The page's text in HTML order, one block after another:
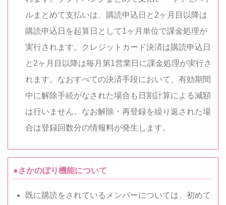
ルまとめて支払いは、購読申込日と2ヶ月目以降は
購読申込日を起算日として1ヶ月単位で課金処理が
実行されます。クレジットカード決済は購読申込日
と2ヶ月目以降は毎月第1営業日に課金処理が実行さ
れます。なおすべての決済手段において、有効期間
中に解除手続がなされた場合も日割計算による減額
は行いません。なお解除・再登録を繰り返された場
合は登録回数分の情報料が発生します。
●さかのぼり機能について
既に購読をされているメンバーについては、初めて